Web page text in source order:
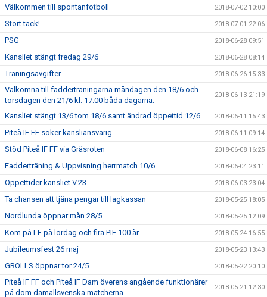
Välkommen till spontanfotboll 2018-07-02 10:00
Stort tack! 2018-07-01 22:06
PSG 2018-06-28 09:51
Kansliet stängt fredag 29/6 2018-06-28 08:14
Träningsavgifter 2018-06-26 15:33
Välkomna till fadderträningarna måndagen den 18/6 och
torsdagen den 21/6 kl. 17:00 båda dagarna.
2018-06-13 21:19
Kansliet stängt 13/6 tom 18/6 samt ändrad öppettid 12/6 2018-06-11 15:43
Piteå IF FF söker kansliansvarig 2018-06-11 09:14
Stöd Piteå IF FF via Gräsroten 2018-06-08 16:25
Fadderträning & Uppvisning herrmatch 10/6 2018-06-04 23:11
Öppettider kansliet V.23 2018-06-03 23:04
Ta chansen att tjäna pengar till lagkassan 2018-05-25 18:05
Nordlunda öppnar mån 28/5 2018-05-25 12:09
Kom på LF på lördag och fira PIF 100 år 2018-05-24 16:55
Jubileumsfest 26 maj 2018-05-23 13:43
GROLLS öppnar tor 24/5 2018-05-22 20:10
Piteå IF FF och Piteå IF Dam överens angående funktionärer
på dom damallsvenska matcherna
2018-05-21 12:30